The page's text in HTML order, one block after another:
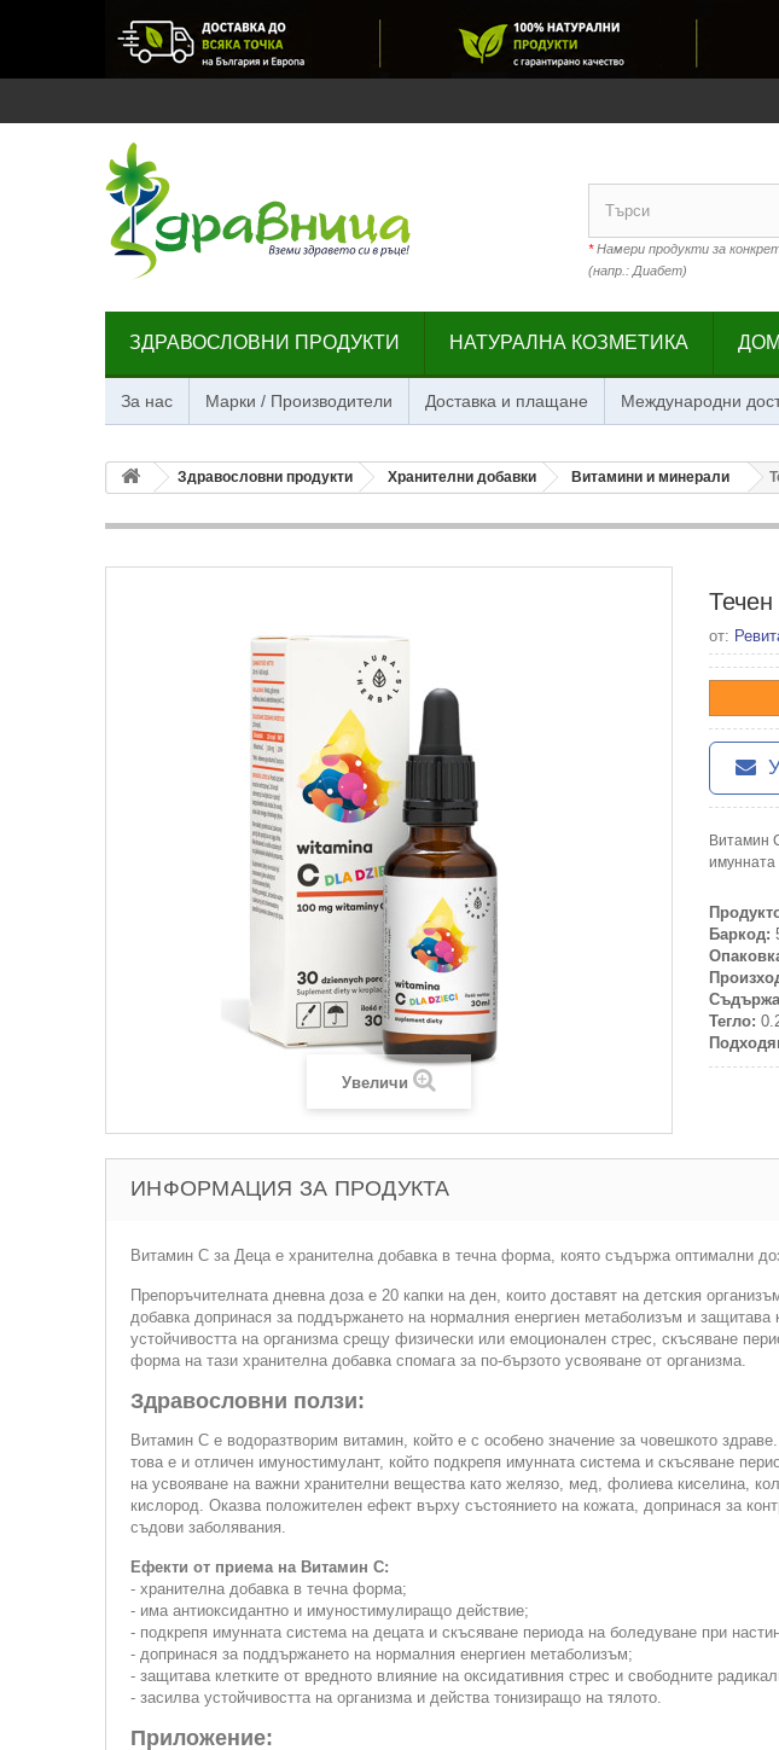
*Намери продукти за
(напр.: Диабет)
ЗДРАВОСЛОВНИ ПРОДУКТИ НАТУРАЛНА КОЗМЕТИКА
За нас Марки / Производители Доставка и плащане Международни
Здравословни продукти Хранителни добавки Витамини и минерали
Увеличи
от:
Витамин
имунната
Баркод:
Тегло:
ИНФОРМАЦИЯ ЗА ПРОДУКТА
Витамин С за Деца е хранителна добавка в течна форма, която съдържа оптимални
Препоръчителната дневна доза е 20 капки на ден, които доставят на детския
добавка допринася за поддържането на нормалния енергиен метаболизъм и
устойчивостта на организма срещу физически или емоционален стрес, скъсяване
форма на тази хранителна добавка спомага за по-бързото усвояване от организма.
Здравословни ползи:
Витамин C е водоразтворим витамин, който е с особено значение за човешкото
това е и отличен имуностимулант, който подкрепя имунната система и скъсяване
на усвояване на важни хранителни вещества като желязо, мед, фолиева киселина,
кислород. Оказва положителен ефект върху състоянието на кожата, допринася за
съдови заболявания.
Ефекти от приема на Витамин С:
- хранителна добавка в течна форма;
- има антиоксидантно и имуностимулиращо действие;
- подкрепя имунната система на децата и скъсяване периода на боледуване при
- допринася за поддържането на нормалния енергиен метаболизъм;
- защитава клетките от вредното влияние на оксидативния стрес и свободните
- засилва устойчивостта на организма и действа тонизиращо на тялото.
Приложение: